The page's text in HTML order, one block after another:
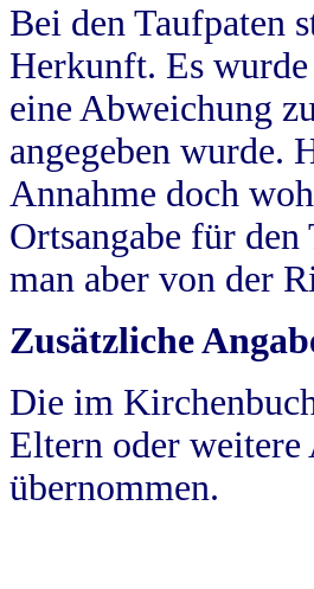
Bei den Taufpaten
Herkunft. Es wurde
eine Abweichung
angegeben wurde.
Annahme doch
Ortsangabe für
man aber von der
Zusätzliche
Die im
Eltern oder
übernommen.